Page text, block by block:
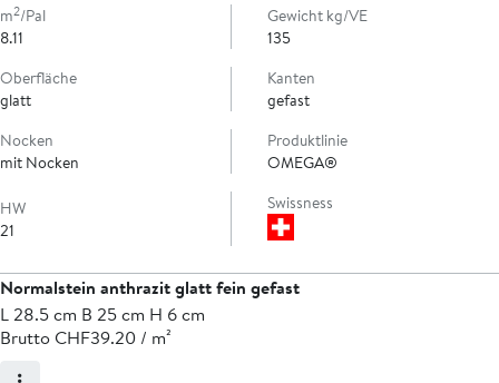
m2/Pal
8.11
Gewicht kg/VE
135
Oberfläche
glatt
Kanten
gefast
Nocken
mit Nocken
Produktlinie
OMEGA®
HW
21
Swissness
Normalstein anthrazit glatt fein gefast
L 28.5 cm B 25 cm H 6 cm
Brutto CHF39.20 / m²